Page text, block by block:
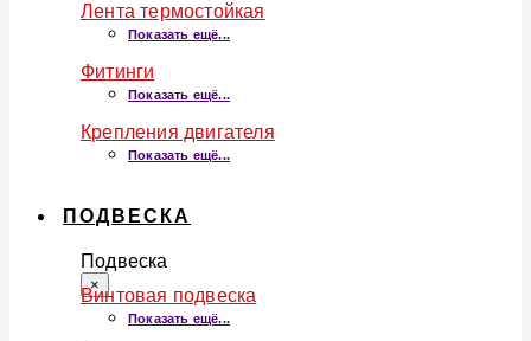
Лента термостойкая
Показать ещё...
Фитинги
Показать ещё...
Крепления двигателя
Показать ещё...
ПОДВЕСКА
Подвеска
×
Винтовая подвеска
Показать ещё...